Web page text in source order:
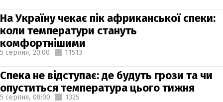
На Україну чекає пік африканської спеки:
коли температури стануть
комфортнішими
5 серпня, 20:00 11513
Спека не відступає: де будуть грози та чи
опуститься температура цього тижня
5 серпня, 08:00 1325